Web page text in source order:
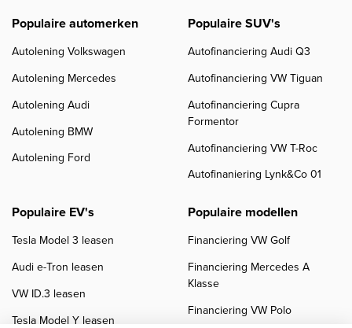
Populaire automerken
Autolening Volkswagen
Autolening Mercedes
Autolening Audi
Autolening BMW
Autolening Ford
Populaire SUV's
Autofinanciering Audi Q3
Autofinanciering VW Tiguan
Autofinanciering Cupra
Formentor
Autofinanciering VW T-Roc
Autofinaniering Lynk&Co 01
Populaire EV's
Tesla Model 3 leasen
Audi e-Tron leasen
VW ID.3 leasen
Tesla Model Y leasen
Populaire modellen
Financiering VW Golf
Financiering Mercedes A
Klasse
Financiering VW Polo